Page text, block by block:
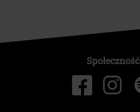
Społeczność